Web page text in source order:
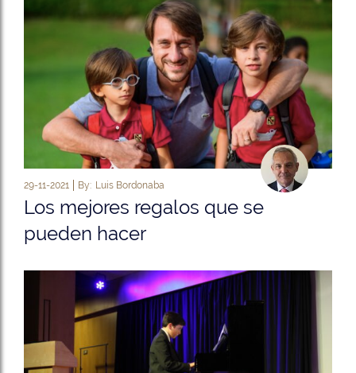
29-11-2021 By: Luis Bordonaba
Los mejores regalos que se
pueden hacer